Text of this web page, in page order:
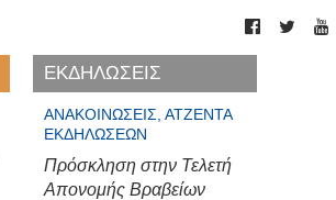
ΕΚΔΗΛΩΣΕΙΣ
ΑΝΑΚΟΙΝΏΣΕΙΣ, ΑΤΖΈΝΤΑ
ΕΚΔΗΛΏΣΕΩΝ
Πρόσκληση στην Τελετή
Απονομής Βραβείων